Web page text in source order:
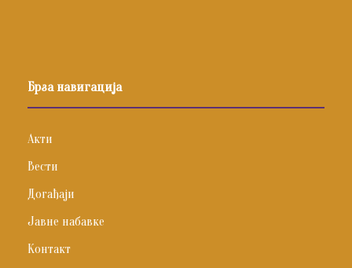
Брза навигација
Акти
Вести
Догађаји
Јавне набавке
Контакт